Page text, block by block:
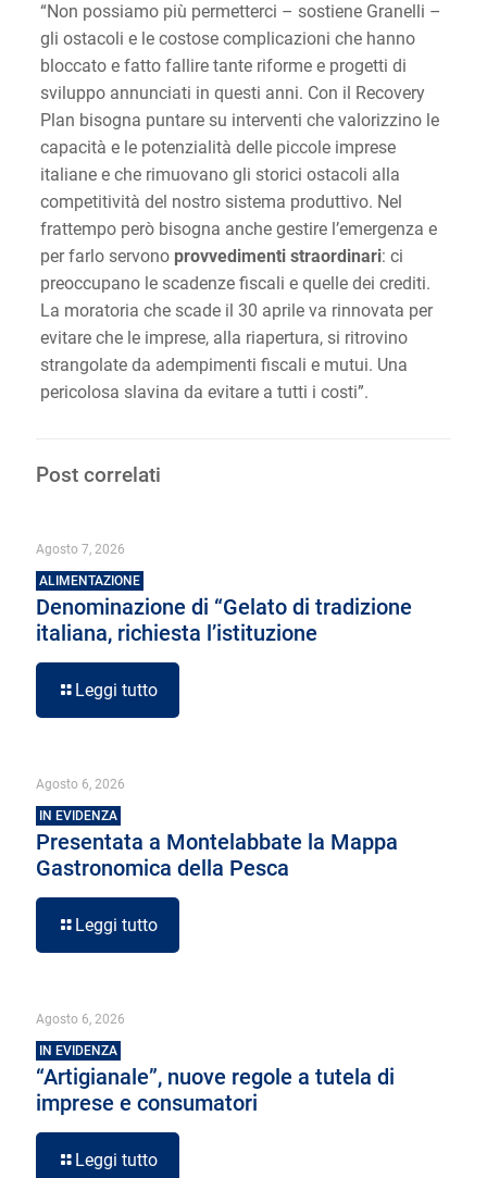
“Non possiamo più permetterci – sostiene Granelli –
gli ostacoli e le costose complicazioni che hanno
bloccato e fatto fallire tante riforme e progetti di
sviluppo annunciati in questi anni. Con il Recovery
Plan bisogna puntare su interventi che valorizzino le
capacità e le potenzialità delle piccole imprese
italiane e che rimuovano gli storici ostacoli alla
competitività del nostro sistema produttivo. Nel
frattempo però bisogna anche gestire l’emergenza e
per farlo servono provvedimenti straordinari: ci
preoccupano le scadenze fiscali e quelle dei crediti.
La moratoria che scade il 30 aprile va rinnovata per
evitare che le imprese, alla riapertura, si ritrovino
strangolate da adempimenti fiscali e mutui. Una
pericolosa slavina da evitare a tutti i costi”.
Post correlati
Agosto 7, 2026
ALIMENTAZIONE
Denominazione di “Gelato di tradizione
italiana, richiesta l’istituzione
Leggi tutto
Agosto 6, 2026
IN EVIDENZA
Presentata a Montelabbate la Mappa
Gastronomica della Pesca
Leggi tutto
Agosto 6, 2026
IN EVIDENZA
“Artigianale”, nuove regole a tutela di
imprese e consumatori
Leggi tutto